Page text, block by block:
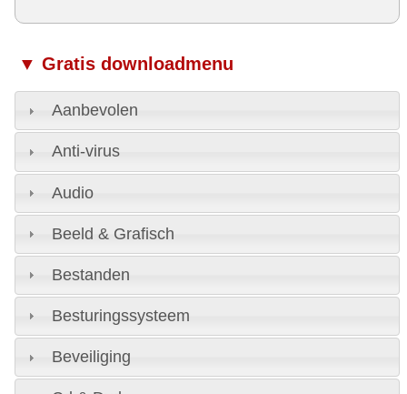
▼ Gratis downloadmenu
Aanbevolen
Anti-virus
Audio
Beeld & Grafisch
Bestanden
Besturingssysteem
Beveiliging